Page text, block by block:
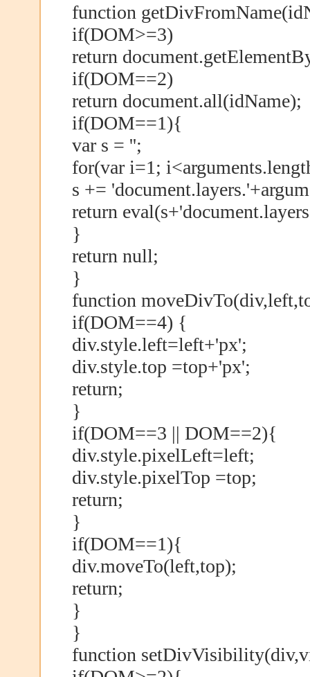
function
if(DOM>=3)
return
if(DOM==2)
return document.all(idName);
if(DOM==1){
var s = '';
for(var i=1;
s +=
return
}
return null;
}
function
if(DOM==4) {
div.style.left=left+'px';
div.style.top =top+'px';
return;
}
if(DOM==3 || DOM==2){
div.style.pixelLeft=left;
div.style.pixelTop =top;
return;
}
if(DOM==1){
div.moveTo(left,top);
return;
}
}
function